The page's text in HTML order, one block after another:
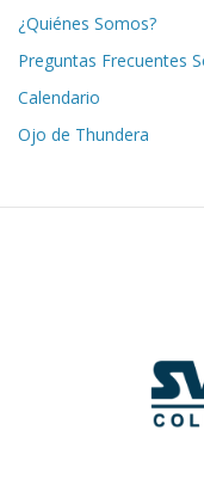
¿Quiénes Somos?
Preguntas Frecuentes
Calendario
Ojo de Thundera